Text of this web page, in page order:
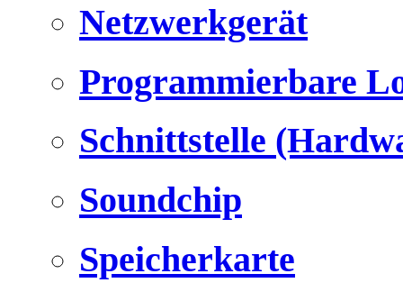
Netzwerkgerät
Programmierbare
Schnittstelle
Soundchip
Speicherkarte